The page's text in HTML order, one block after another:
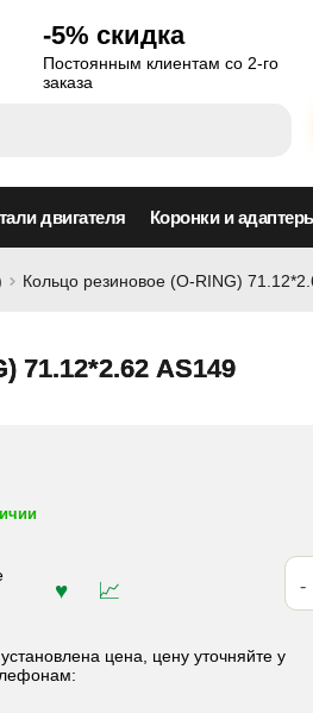
-5% скидка
Постоянным клиентам со 2-го
заказа
двигателя Коронки и
Кольцо резиновое (O-RING)
71.12*2.62 AS149
цена, цену уточняйте у